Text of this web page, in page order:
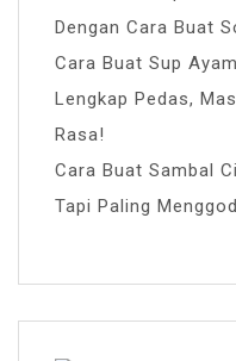
Dengan Cara Buat
Cara Buat Sup
Lengkap Pedas,
Rasa!
Cara Buat Sambal
Tapi Paling